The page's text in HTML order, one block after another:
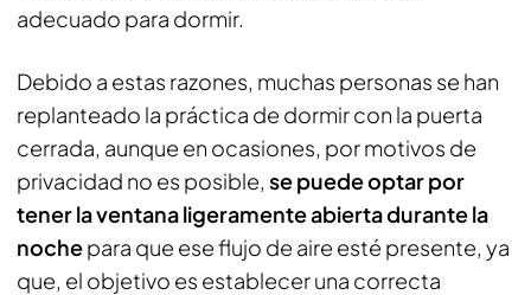
adecuado para dormir.
Debido a estas razones, muchas personas se han
replanteado la práctica de dormir con la puerta
cerrada, aunque en ocasiones, por motivos de
privacidad no es posible, se puede optar por
tener la ventana ligeramente abierta durante la
nochepara que ese flujo de aire esté presente, ya
que, el objetivo es establecer una correcta